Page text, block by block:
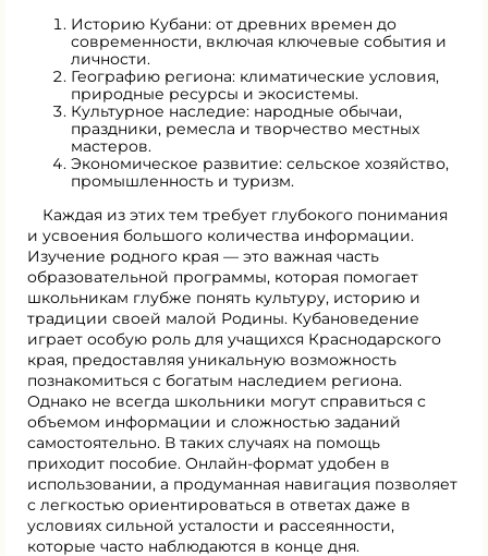
Историю Кубани: от древних времен до
современности, включая ключевые события и
личности.
Географию региона: климатические условия,
природные ресурсы и экосистемы.
Культурное наследие: народные обычаи,
праздники, ремесла и творчество местных
мастеров.
Экономическое развитие: сельское хозяйство,
промышленность и туризм.
Каждая из этих тем требует глубокого понимания
и усвоения большого количества информации.
Изучение родного края — это важная часть
образовательной программы, которая помогает
школьникам глубже понять культуру, историю и
традиции своей малой Родины. Кубановедение
играет особую роль для учащихся Краснодарского
края, предоставляя уникальную возможность
познакомиться с богатым наследием региона.
Однако не всегда школьники могут справиться с
объемом информации и сложностью заданий
самостоятельно. В таких случаях на помощь
приходит пособие. Онлайн-формат удобен в
использовании, а продуманная навигация позволяет
с легкостью ориентироваться в ответах даже в
условиях сильной усталости и рассеянности,
которые часто наблюдаются в конце дня.